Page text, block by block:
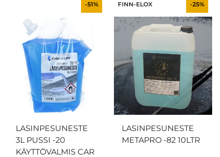
-51%
LASINPESUNESTE
3L PUSSI -20
KÄYTTÖVALMIS CAR
FINN-ELOX -25%
LASINPESUNESTE
METAPRO -82 10LTR